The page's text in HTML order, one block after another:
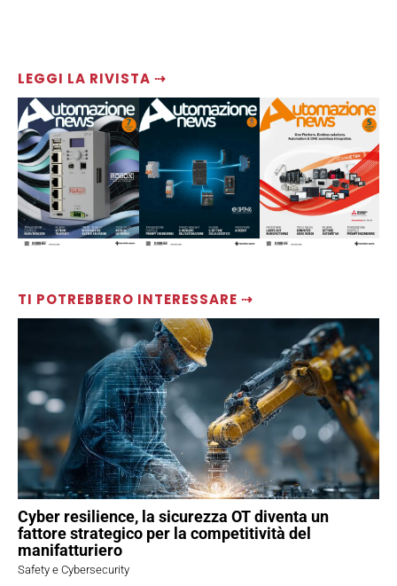
LEGGI LA RIVISTA ⇢
TI POTREBBERO INTERESSARE ⇢
Cyber resilience, la sicurezza OT diventa un
fattore strategico per la competitività del
manifatturiero
Safety e Cybersecurity